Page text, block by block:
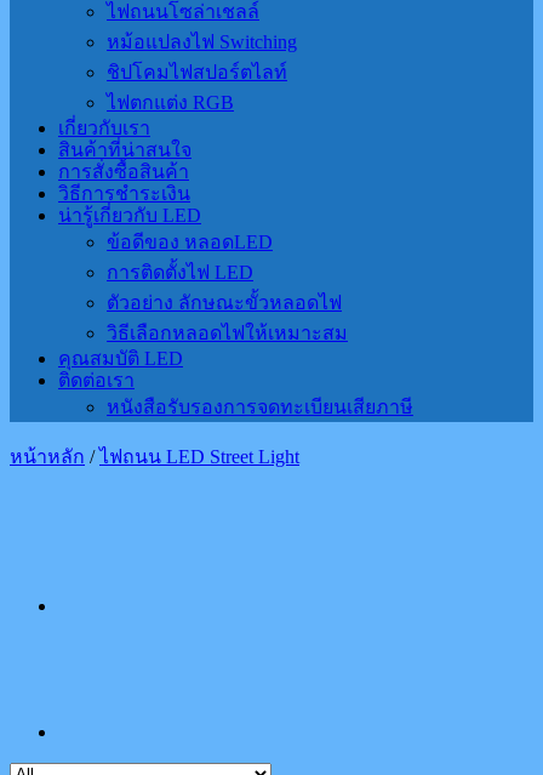
ไฟถนนโซล่าเชลล์
หม้อแปลงไฟ Switching
ชิปโคมไฟสปอร์ตไลท์
ไฟตกแต่ง RGB
เกี่ยวกับเรา
สินค้าที่น่าสนใจ
การสั่งซื้อสินค้า
วิธีการชำระเงิน
น่ารู้เกี่ยวกับ LED
ข้อดีของ หลอดLED
การติดตั้งไฟ LED
ตัวอย่าง ลักษณะขั้วหลอดไฟ
วิธีเลือกหลอดไฟให้เหมาะสม
คุณสมบัติ LED
ติดต่อเรา
หนังสือรับรองการจดทะเบียนเสียภาษี
หน้าหลัก / ไฟถนน LED Street Light